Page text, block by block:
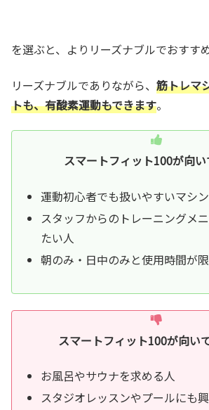
を選ぶと、よりリーズナブルでおすすめ
リーズナブルでありながら、 筋トレマ
トも、有酸素運動もできます。
スマートフィット100が向
運動初心者でも扱いやすいマシ
スタッフからのトレーニングメ
たい人
朝のみ・日中のみと使用時間が
スマートフィット100が向い
お風呂やサウナを求める人
スタジオレッスンやプールにも